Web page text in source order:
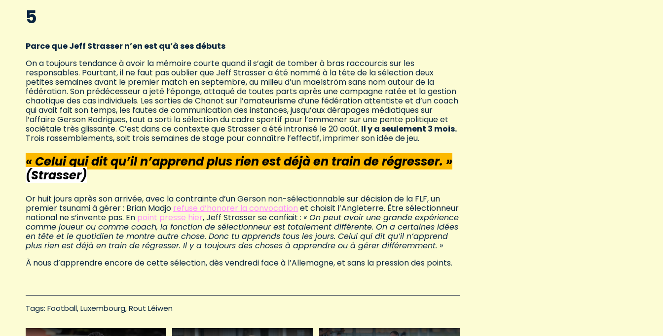
5
Parce que Jeff Strasser n’en est qu’à ses débuts
On a toujours tendance à avoir la mémoire courte quand il s’agit de tomber à bras raccourcis sur les
responsables. Pourtant, il ne faut pas oublier que Jeff Strasser a été nommé à la tête de la sélection deux
petites semaines avant le premier match en septembre, au milieu d’un maelström sans nom autour de la
fédération. Son prédécesseur a jeté l’éponge, attaqué de toutes parts après une campagne ratée et la gestion
chaotique des cas individuels. Les sorties de Chanot sur l’amateurisme d’une fédération attentiste et d’un coach
qui avait fait son temps, les fautes de communication des instances, jusqu’aux dérapages médiatiques sur
l’affaire Gerson Rodrigues, tout a sorti la sélection du cadre sportif pour l’emmener sur une pente politique et
sociétale très glissante. C’est dans ce contexte que Strasser a été intronisé le 20 août. Il y a seulement 3 mois.
Trois rassemblements, soit trois semaines de stage pour connaître l’effectif, imprimer son idée de jeu.
« Celui qui dit qu’il n’apprend plus rien est déjà en train de régresser. »
(Strasser)
Or huit jours après son arrivée, avec la contrainte d’un Gerson non-sélectionnable sur décision de la FLF, un
premier tsunami à gérer : Brian Madjo refuse d’honorer la convocation et choisit l’Angleterre. Être sélectionneur
national ne s’invente pas. En point presse hier, Jeff Strasser se confiait : « On peut avoir une grande expérience
comme joueur ou comme coach, la fonction de sélectionneur est totalement différente. On a certaines idées
en tête et le quotidien te montre autre chose. Donc tu apprends tous les jours. Celui qui dit qu’il n’apprend
plus rien est déjà en train de régresser. Il y a toujours des choses à apprendre ou à gérer différemment. »
À nous d’apprendre encore de cette sélection, dès vendredi face à l’Allemagne, et sans la pression des points.
Tags: Football Luxembourg Rout Léiwen